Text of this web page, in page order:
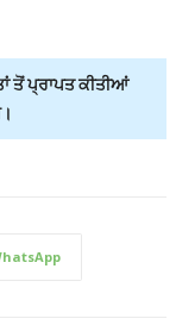
ਤੋਂ ਪ੍ਰਾਪਤ ਕੀਤੀਆਂ